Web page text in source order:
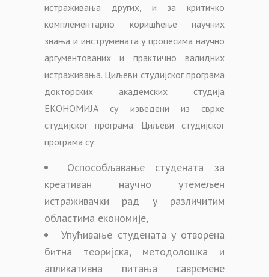
истраживања других, и за критичко
комплементарно коришћење научних
знања и инструмената у процесима научно
аргументованих и практично валидних
истраживања. Циљеви студијског програма
докторских академских студија
ЕКОНОМИЈА су изведени из сврхе
студијског програма. Циљеви студијског
програма су:
Оспособљавање студената за
креативан научно утемељен
истраживачки рад у различитим
областима економије,
Упућивање студената у отворена
битна теоријска, методолошка и
апликативна питања савремене